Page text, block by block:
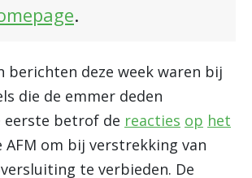
.
berichten deze week waren bij
die de emmer deden
eerste betrof de reacties op het
AFM om bij verstrekking van
te verbieden. De